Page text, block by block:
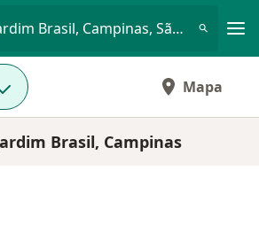
Dentista • Jardim Brasil, Campinas, São Paulo SP
Mapa
Brasil, Campinas